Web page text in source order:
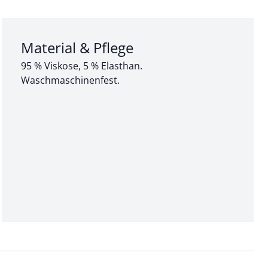
Abschnitt 3 von 3:
Material & Pflege
95 % Viskose, 5 % Elasthan.
Waschmaschinenfest.